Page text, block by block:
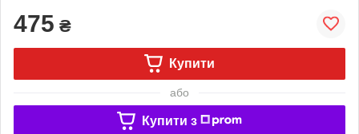
475 ₴
Купити
або
Купити з